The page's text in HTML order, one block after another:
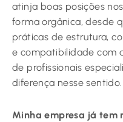
atinja boas posições
forma orgânica, desde
práticas de estrutura,
e compatibilidade com
de profissionais
diferença nesse sentido.
Minha empresa já tem